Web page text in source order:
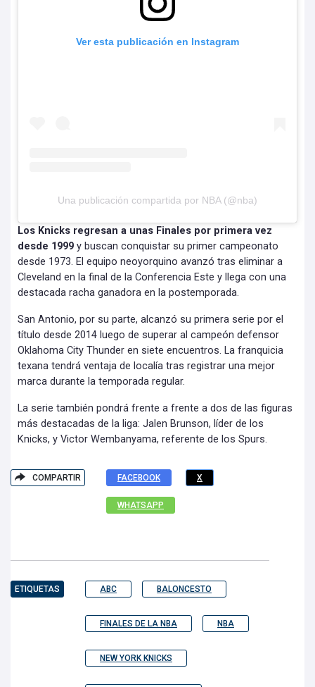
Ver esta publicación en Instagram
Una publicación compartida por NBA (@nba)
Los Knicks regresan a unas Finales por primera vez
desde 1999 y buscan conquistar su primer campeonato
desde 1973. El equipo neoyorquino avanzó tras eliminar a
Cleveland en la final de la Conferencia Este y llega con una
destacada racha ganadora en la postemporada.
San Antonio, por su parte, alcanzó su primera serie por el
título desde 2014 luego de superar al campeón defensor
Oklahoma City Thunder en siete encuentros. La franquicia
texana tendrá ventaja de localía tras registrar una mejor
marca durante la temporada regular.
La serie también pondrá frente a frente a dos de las figuras
más destacadas de la liga: Jalen Brunson, líder de los
Knicks, y Victor Wembanyama, referente de los Spurs.
COMPARTIR FACEBOOK X
WHATSAPP
ETIQUETAS ABC BALONCESTO
FINALES DE LA NBA NBA
NEW YORK KNICKS